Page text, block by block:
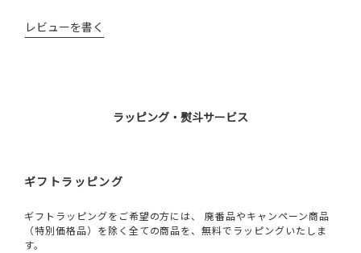
レビューを書く
ラッピング・熨斗サービス
ギフトラッピング
ギフトラッピングをご希望の方には、 廃番品やキャンペーン商品
（特別価格品）を除く全ての商品を、無料でラッピングいたしま
す。